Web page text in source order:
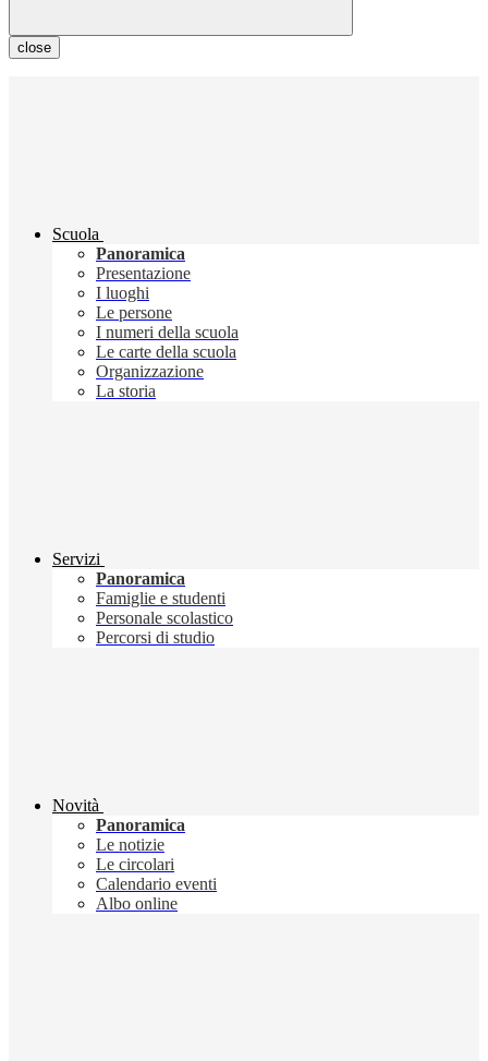
close
Scuola
Panoramica
Presentazione
I luoghi
Le persone
I numeri della scuola
Le carte della scuola
Organizzazione
La storia
Servizi
Panoramica
Famiglie e studenti
Personale scolastico
Percorsi di studio
Novità
Panoramica
Le notizie
Le circolari
Calendario eventi
Albo online